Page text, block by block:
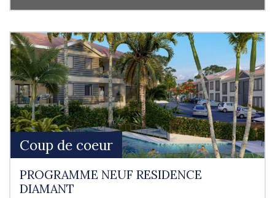
Coup de coeur
PROGRAMME NEUF RESIDENCE
DIAMANT